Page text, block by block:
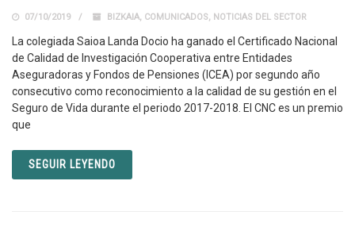
07/10/2019 BIZKAIA, COMUNICADOS, NOTICIAS DEL SECTOR
La colegiada Saioa Landa Docio ha ganado el Certificado Nacional
de Calidad de Investigación Cooperativa entre Entidades
Aseguradoras y Fondos de Pensiones (ICEA) por segundo año
consecutivo como reconocimiento a la calidad de su gestión en el
Seguro de Vida durante el periodo 2017-2018. El CNC es un premio
que
SEGUIR LEYENDO